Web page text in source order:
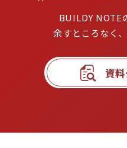
BUILDY NOTE
余すところなく
資